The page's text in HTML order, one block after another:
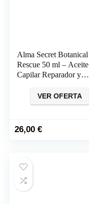
Alma Secret Botanical
Rescue 50 ml – Aceite
Capilar Reparador y
Curly)VER OFERTA
26,00€